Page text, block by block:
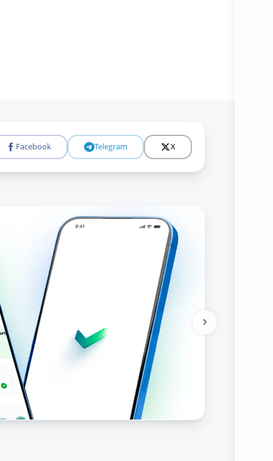
Facebook Telegram X